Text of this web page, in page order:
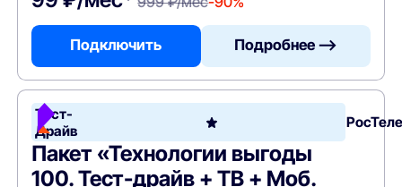
Подключить Подробнее —>
Тест-
Драйв
Пакет «Технологии выгоды
100. Тест-драйв + ТВ + Моб.